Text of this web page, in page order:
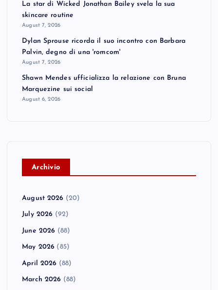
La star di Wicked Jonathan Bailey svela la sua
skincare routine
August 7, 2026
Dylan Sprouse ricorda il suo incontro con Barbara
Palvin, degno di una 'romcom'
August 7, 2026
Shawn Mendes ufficializza la relazione con Bruna
Marquezine sui social
August 6, 2026
Archivio
August 2026 (20)
July 2026 (92)
June 2026 (88)
May 2026 (85)
April 2026 (88)
March 2026 (88)